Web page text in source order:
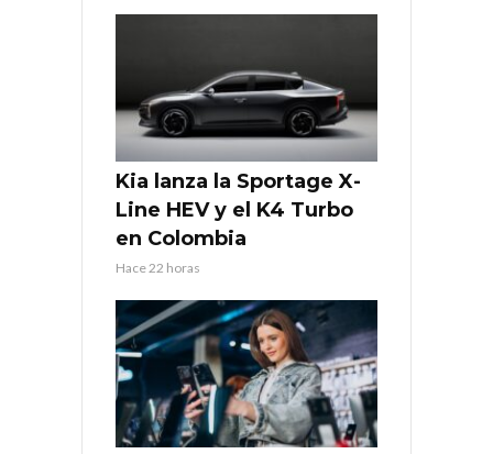
Kia lanza la Sportage X-
Line HEV y el K4 Turbo
en Colombia
Hace 22 horas